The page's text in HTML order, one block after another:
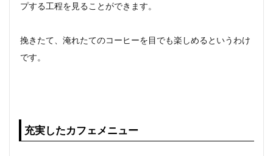
プする工程を見ることができます。
挽きたて、淹れたてのコーヒーを目でも楽しめるというわけ
です。
充実したカフェメニュー